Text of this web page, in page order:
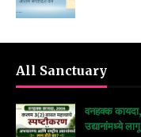
All Sanctuary
वनहक्क
उद्यानांमध्ये